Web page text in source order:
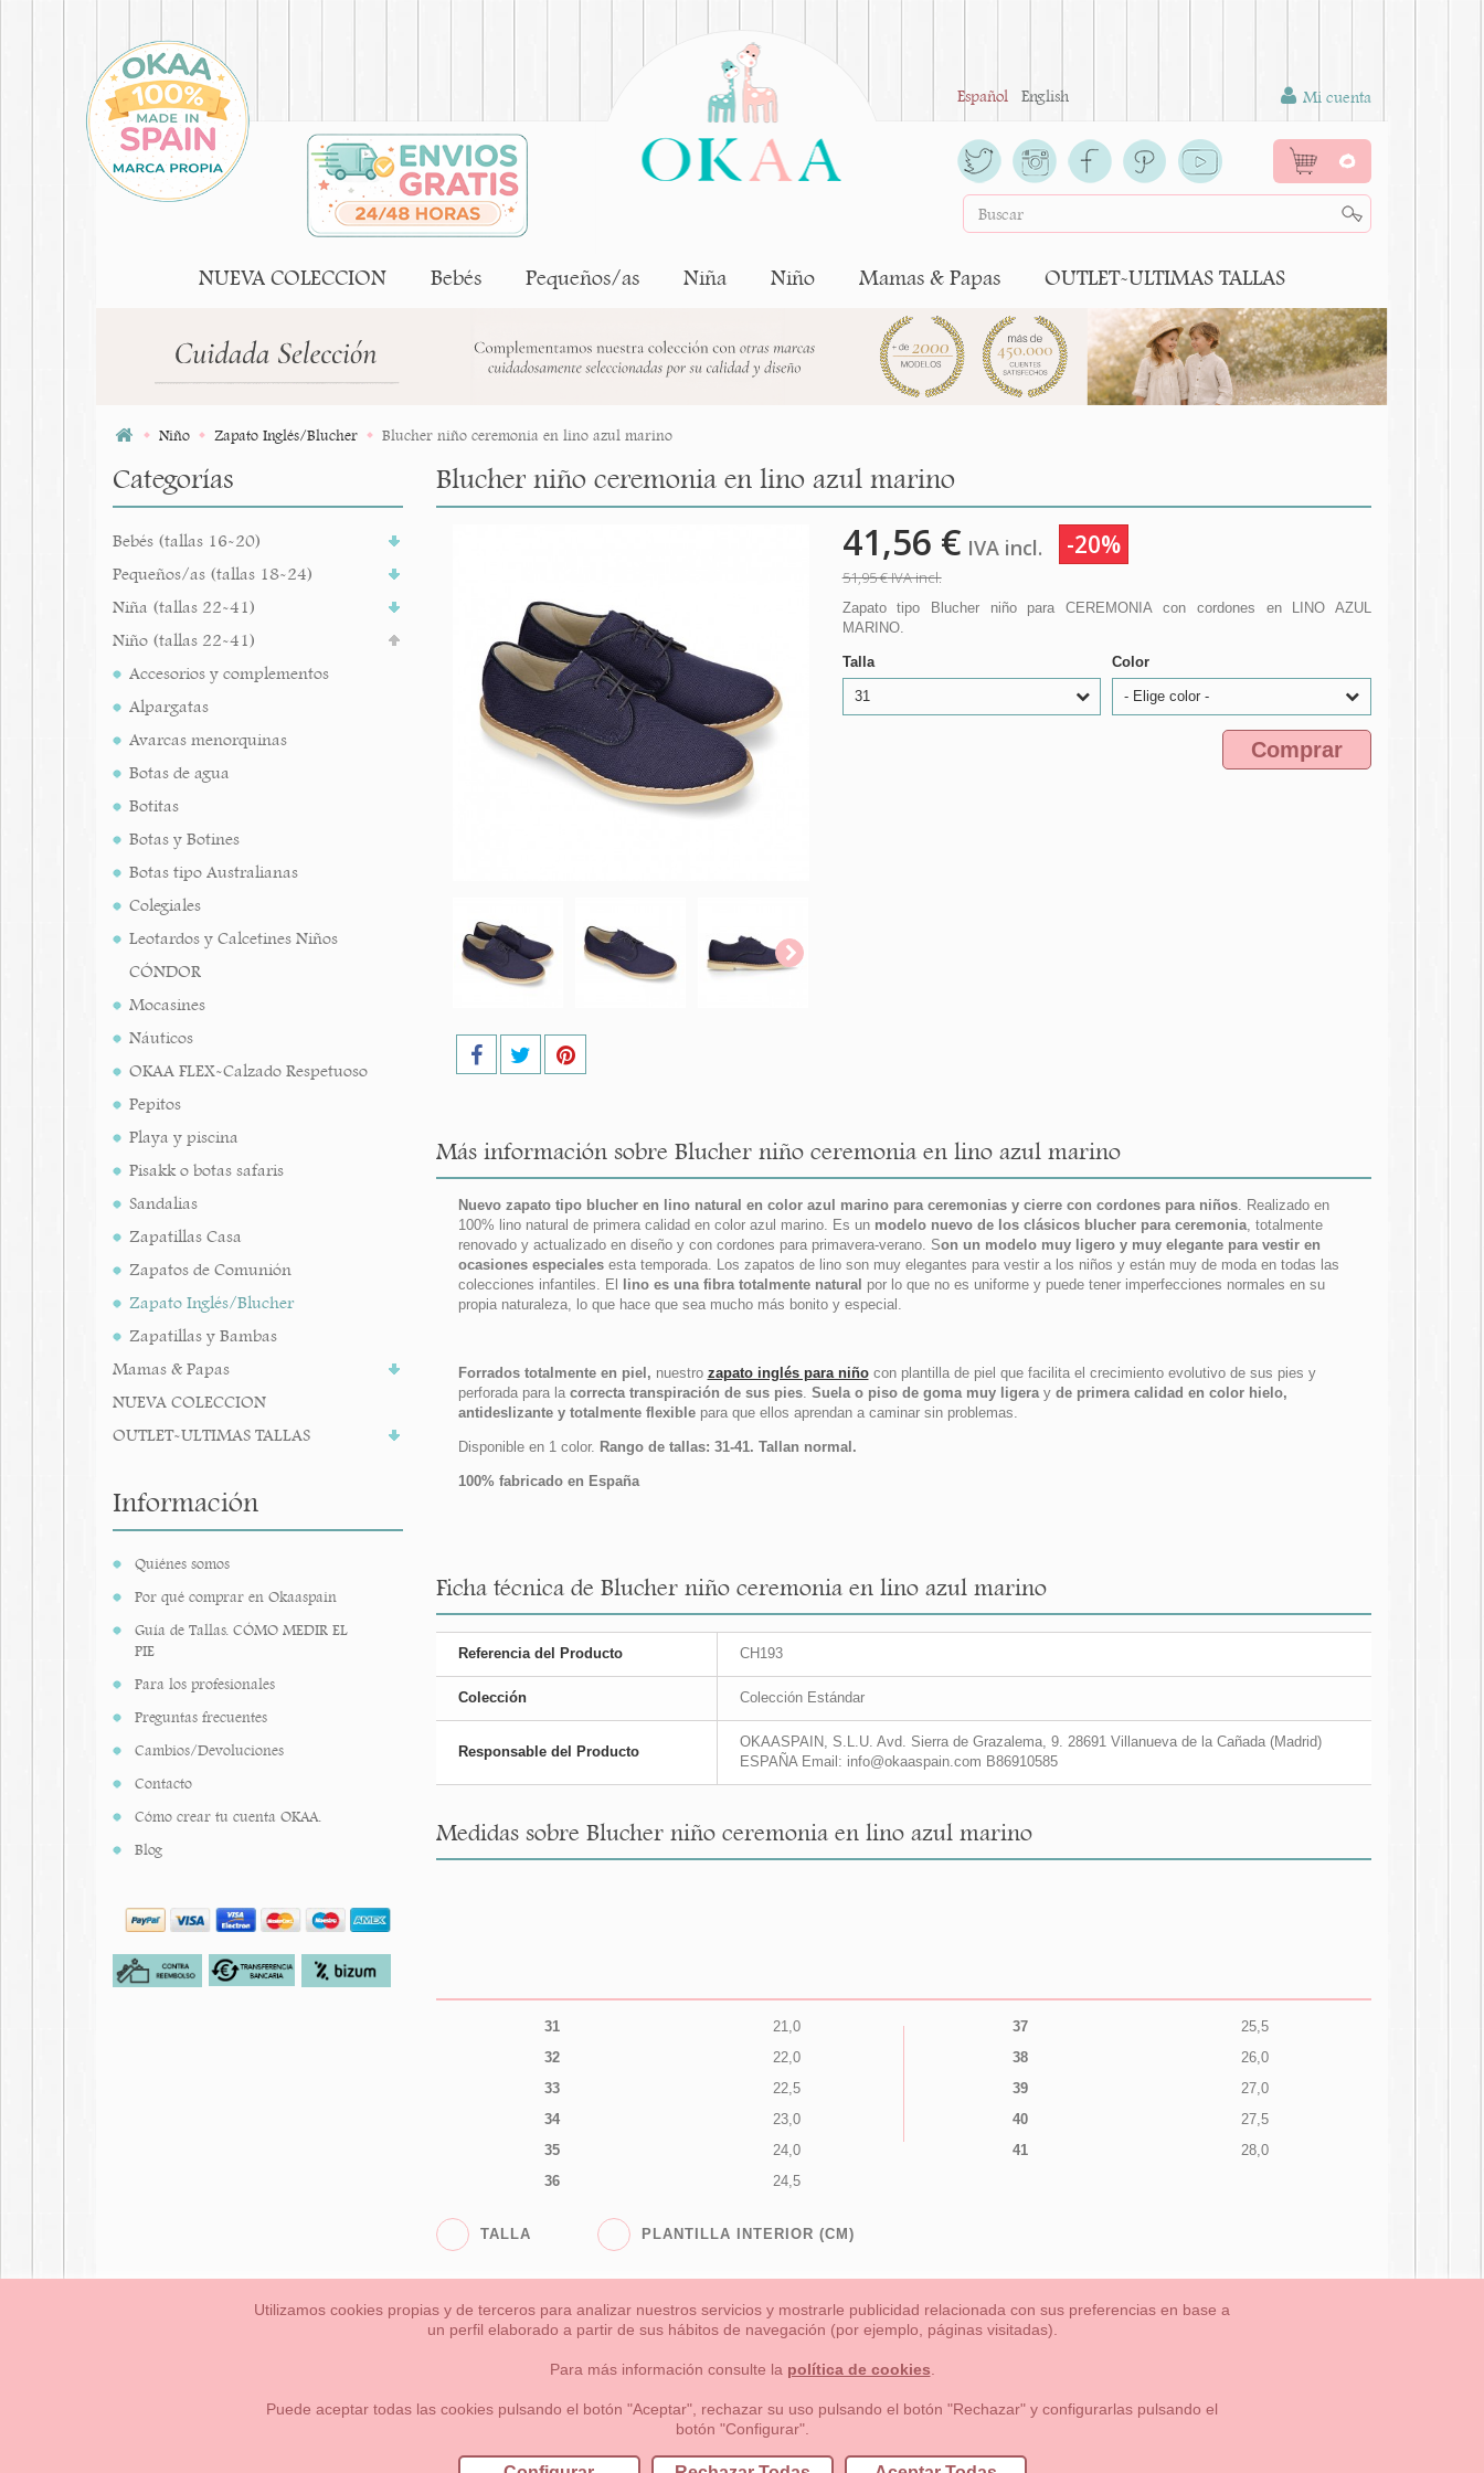
Español English Mi cuenta
0
NUEVA COLECCION Bebés Pequeños/as Niña Niño Mamas & Papas OUTLET-ULTIMAS TALLAS
Niño Zapato Inglés/Blucher Blucher niño ceremonia en lino azul marino
Categorías
Bebés (tallas 16-20)
Pequeños/as (tallas 18-24)
Niña (tallas 22-41)
Niño (tallas 22-41)
Accesorios y complementos
Alpargatas
Avarcas menorquinas
Botas de agua
Botitas
Botas y Botines
Botas tipo Australianas
Colegiales
Leotardos y Calcetines Niños
CÓNDOR
Mocasines
Náuticos
OKAA FLEX-Calzado Respetuoso
Pepitos
Playa y piscina
Pisakk o botas safaris
Sandalias
Zapatillas Casa
Zapatos de Comunión
Zapato Inglés/Blucher
Zapatillas y Bambas
Mamas & Papas
NUEVA COLECCION
OUTLET-ULTIMAS TALLAS
Información
Quiénes somos
Por qué comprar en Okaaspain
Guía de Tallas. CÓMO MEDIR EL
PIE
Para los profesionales
Preguntas frecuentes
Cambios/Devoluciones
Contacto
Cómo crear tu cuenta OKAA.
Blog
Blucher niño ceremonia en lino azul marino
41,56 € IVA incl. -20%
51,95 €IVA incl.
Zapato tipo Blucher niño para CEREMONIA con cordones en LINO AZUL
MARINO.
Talla
31
Color
- Elige color -
Comprar
Más información sobre Blucher niño ceremonia en lino azul marino
Nuevo zapato tipo blucher en lino natural en color azul marino para ceremonias y cierre con cordones para niños. Realizado en
100% lino natural de primera calidad en color azul marino. Es un modelo nuevo de los clásicos blucher para ceremonia, totalmente
renovado y actualizado en diseño y con cordones para primavera-verano. Son un modelo muy ligero y muy elegante para vestir en
ocasiones especialesesta temporada. Los zapatos de lino son muy elegantes para vestir a los niños y están muy de moda en todas las
colecciones infantiles. El
lino es una fibra totalmente natural por lo que no es uniforme y puede tener imperfecciones normales en su
propia naturaleza, lo que hace que sea mucho más bonito y especial.
Forrados totalmente en piel, nuestro zapato inglés para niñocon plantilla de piel que facilita el crecimiento evolutivo de sus pies y
perforada para la correcta transpiración de sus pies. Suela o piso de goma muy ligeray de primera calidad en color hielo,
antideslizante y totalmente flexiblepara que ellos aprendan a caminar sin problemas.
Disponible en 1 color. Rango de tallas: 31-41. Tallan normal.
100% fabricado en España
Ficha técnica de Blucher niño ceremonia en lino azul marino
Referencia del Producto CH193
Colección Colección Estándar
Responsable del Producto
OKAASPAIN, S.L.U. Avd. Sierra de Grazalema, 9. 28691 Villanueva de la Cañada (Madrid)
ESPAÑA Email: info@okaaspain.com B86910585
Medidas sobre Blucher niño ceremonia en lino azul marino
31
21,0
32
22,0
33
22,5
34
23,0
35
24,0
36
24,5
37
25,5
38
26,0
39
27,0
40
27,5
41
28,0
TALLA PLANTILLA INTERIOR (CM)
Pequeños/as Niña Niño Mamas & Papas NUEVA COLECCION OUTLET-ULTIMAS TALLAS
Condiciones generales de compra, formas de pago , política de devoluciones y reembolsos Privacidad
Av. Sierra de Grazalema, nº9 28691 Villanueva de la Cañada Madrid (España)
Utilizamos cookies propias y de terceros para analizar nuestros servicios y mostrarle publicidad relacionada con sus preferencias en base a
un perfil elaborado a partir de sus hábitos de navegación (por ejemplo, páginas visitadas).
Para más información consulte la política de cookies
Puede aceptar todas las cookies pulsando el botón "Aceptar", rechazar su uso pulsando el botón "Rechazar" y configurarlas pulsando el
botón "Configurar".